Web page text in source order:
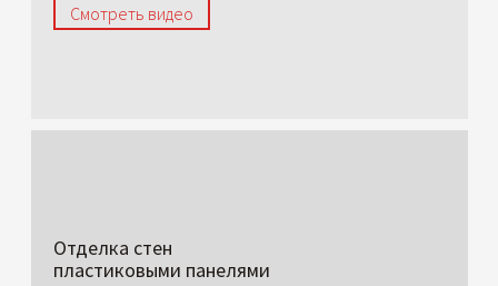
Смотреть видео
Отделка стен
пластиковыми панелями